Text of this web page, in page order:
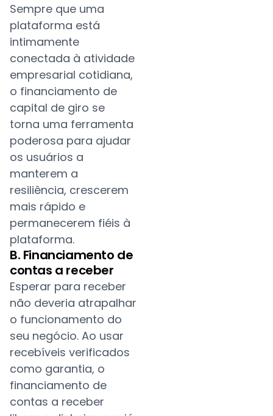
Sempre que uma
plataforma está
intimamente
conectada à atividade
empresarial cotidiana,
o financiamento de
capital de giro se
torna uma ferramenta
poderosa para ajudar
os usuários a
manterem a
resiliência, crescerem
mais rápido e
permanecerem fiéis à
plataforma.
B. Financiamento de
contas a receber
Esperar para receber
não deveria atrapalhar
o funcionamento do
seu negócio. Ao usar
recebíveis verificados
como garantia, o
financiamento de
contas a receber